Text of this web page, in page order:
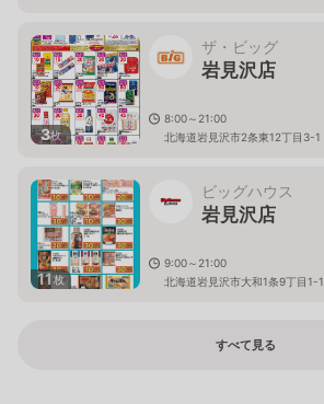
3枚
ザ・ビッグ
岩見沢店
8:00～21:00
北海道岩見沢市2条東12丁目3-1
11枚
ビッグハウス
岩見沢店
9:00～21:00
北海道岩見沢市大和1条9丁目1-1
すべて見る